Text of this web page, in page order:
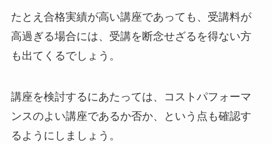
たとえ合格実績が高い講座であっても、受講料が
高過ぎる場合には、受講を断念せざるを得ない方
も出てくるでしょう。
講座を検討するにあたっては、コストパフォーマ
ンスのよい講座であるか否か、という点も確認す
るようにしましょう。